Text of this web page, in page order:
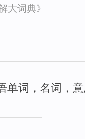
大词典》
单词，名词，